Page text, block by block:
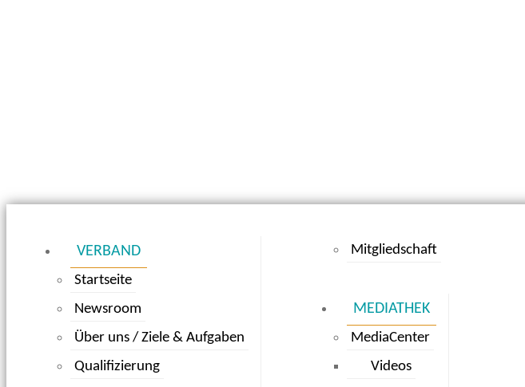
VERBAND
Startseite
Newsroom
Über uns / Ziele & Aufgaben
Qualifizierung
Mitgliedschaft
MEDIATHEK
MediaCenter
Videos